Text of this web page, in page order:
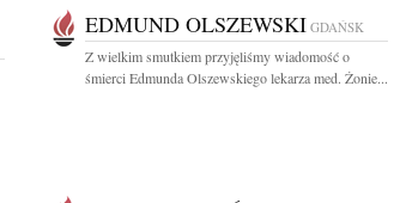
EDMUND OLSZEWSKI GDAŃSK
Z wielkim smutkiem przyjęliśmy wiadomość o
śmierci Edmunda Olszewskiego lekarza med. Żonie...